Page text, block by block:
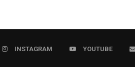
INSTAGRAM YOUTUBE